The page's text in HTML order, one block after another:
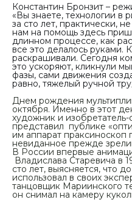
Константин Бронзит –
«Вы знаете, технологии в
за сто лет, практически,
нам на помощь здесь
длинном процессе, как
все это делалось руками.
раскрашивали. Сегодня
это ускоряют, кликнули
фазы, сами движения
равно, тяжелый ручной
Днем рождения
октября. Именно в этот
художник и
представил публике
им аппарат праксиноскоп
невиданное прежде
В России впервые
Владислава Старевича в
сто лет, выясняется, что
использовал в своих
танцовщик Мариинского
он снимал на камеру